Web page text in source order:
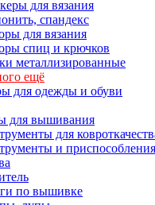
для вязания
спандекс
для вязания
спиц и крючков
металлизированные
ещё
для одежды и обуви
для вышивания
для
и
по вышивке